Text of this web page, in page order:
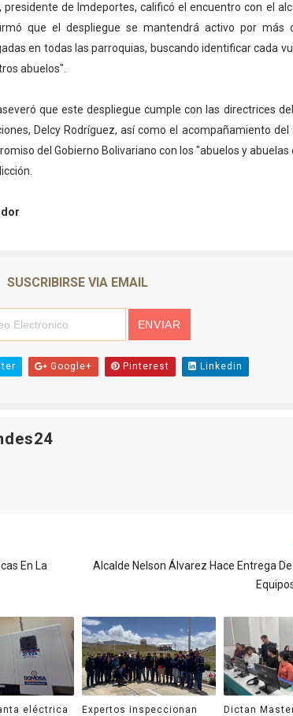
de Imdeportes, calificó el encuentro con el
que el despliegue se mantendrá activo por más
en todas las parroquias, buscando identificar cada
abuelos".
que este despliegue cumple con las directrices
Delcy Rodríguez, así como el acompañamiento del
del Gobierno Bolivariano con los "abuelos y abuelas
SUSCRIBIRSE VIA EMAIL
Google+ Pinterest Linkedin
En La
Alcalde Nelson Álvarez Hace Entrega
eléctrica Expertos inspeccionan Dictan